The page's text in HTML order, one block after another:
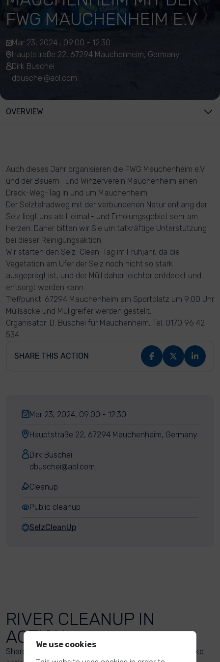
FWG MAUCHENHEIM E.V
Mar 23, 2024 , 09:00 - 12:30
Hauptstraße 22, 67294 Mauchenheim, Germany
Dirk Buschei
dbuschei@aol.com
OVERVIEW
Auch dieses Jahr organisieren die FWG Mauchenheim e.V.
und der Bauern- und Winzerverein Mauchenheim einen
Dreck-Weg-Tag in und um Mauchenheim.
Der Selztalradweg mit der verbundenen Natur entlang der
Selz liegt uns als Heimat- und Erholungsgebiet sehr am
Herzen. Daher bitten wir Sie um tatkräftige Unterstützung
bei dieser Reinigungsaktion.
Wir starten den Selz-Clean-Tag im Frühjahr, da die
Vegetation am Ufer der Selz noch nicht so stark
ausgeprägt ist, und der Müll daher leichter entdeckt und
entsorgt werden kann.
Treffpunkt: 67294 Mauchenheim am Sportplatz um 9:00 Uhr
Müllsäcke und Müllgreifer werden gestellt.
Organisator: D. Buschei für Mauchenheim, Tel. 0170 96 42
534
SHARE THIS ACTION
Mar 23, 2024, 09:00 - 12:30
Hauptstraße 22, 67294 Mauchenheim, Germany
Dirk Buschei
dbuschei@aol.com
Cleanup
Public cleanup
SelzCleanUp
RIVER CLEANUP IN
ACTION
Share your action photos here and inspire others to take
We use cookies